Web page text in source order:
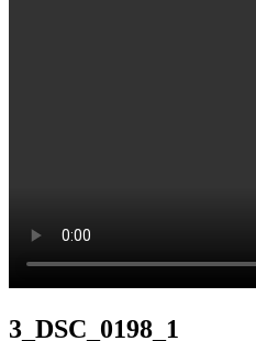
3_DSC_0198_1